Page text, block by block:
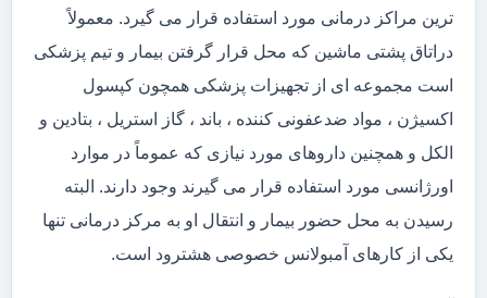
ترین مراکز درمانی مورد استفاده قرار می گیرد. معمولاً
دراتاق پشتی ماشین که محل قرار گرفتن بیمار و تیم پزشکی
است مجموعه ای از تجهیزات پزشکی همچون کپسول
اکسیژن ، مواد ضدعفونی کننده ، باند ، گاز استریل ، بتادین و
الکل و همچنین داروهای مورد نیازی که عموماً در موارد
اورژانسی مورد استفاده قرار می گیرند وجود دارند. البته
رسیدن به محل حضور بیمار و انتقال او به مرکز درمانی تنها
یکی از کارهای آمبولانس خصوصی هشترود است.